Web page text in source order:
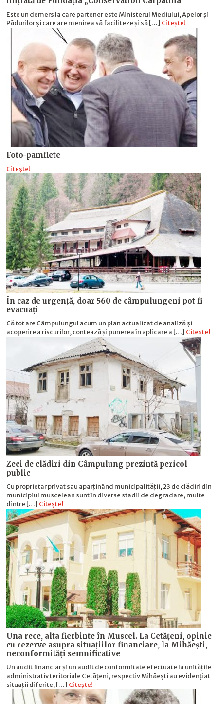
Este un demers la care partener este Ministerul Mediului, Apelor și
Pădurilor și care are menirea să faciliteze și să […] Citește!
Foto-pamflete
Citește!
În caz de urgență, doar 560 de câmpulungeni pot fi
evacuați
Că tot are Câmpulungul acum un plan actualizat de analiză și
acoperire a riscurilor, contează și punerea în aplicare a […] Citește!
Zeci de clădiri din Câmpulung prezintă pericol
public
Cu proprietar privat sau aparținând municipalității, 23 de clădiri din
municipiul muscelean sunt în diverse stadii de degradare, multe
dintre […] Citește!
Una rece, alta fierbinte în Muscel. La Cetăţeni, opinie
cu rezerve asupra situaţiilor financiare, la Mihăeşti,
neconformităţi semnificative
Un audit financiar și un audit de conformitate efectuate la unitățile
administrativ teritoriale Cetățeni, respectiv Mihăești au evidențiat
situații diferite, […] Citește!